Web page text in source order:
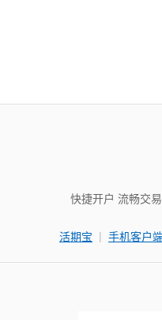
快捷开户 流畅交易
活期宝 | 手机客户